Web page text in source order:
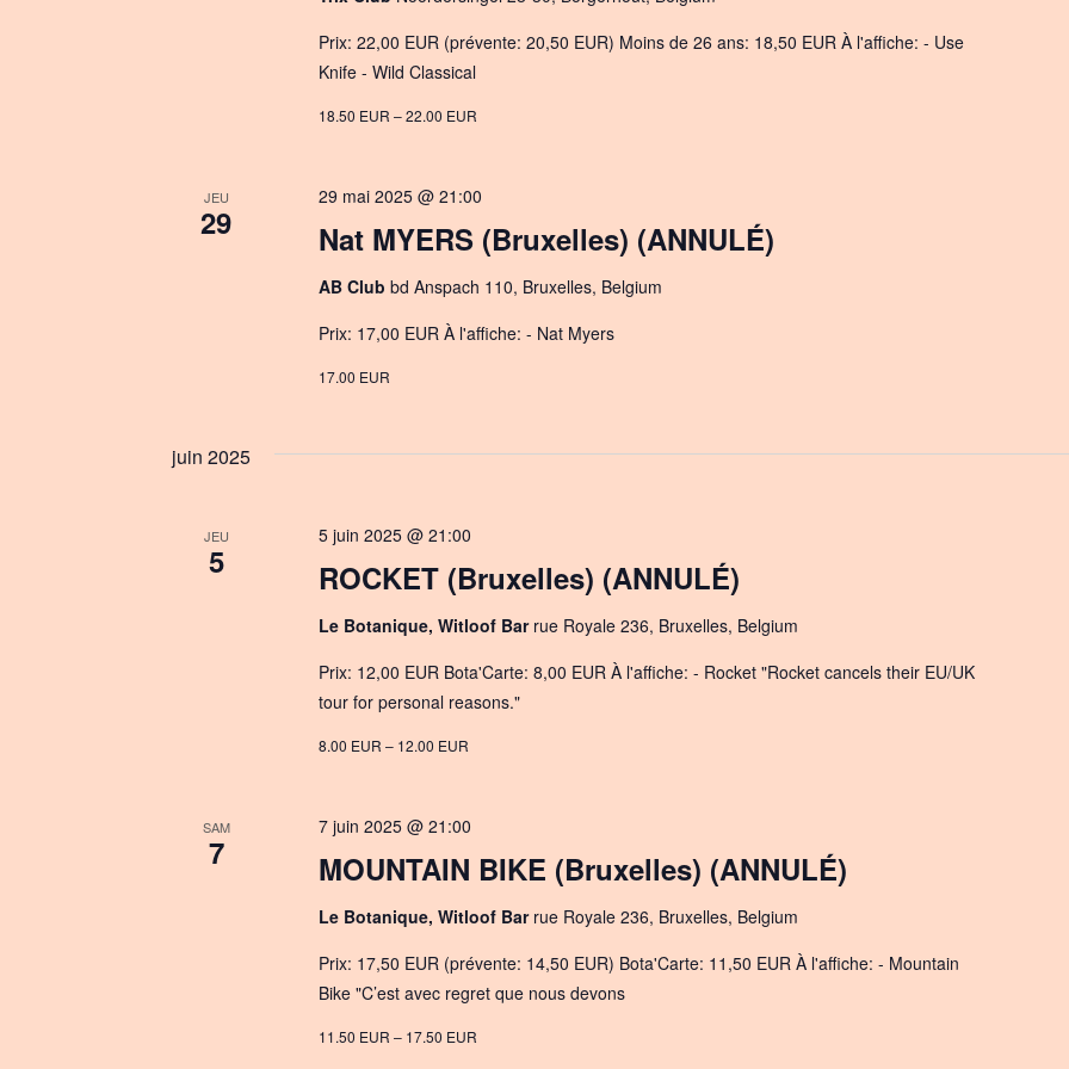
Prix: 22,00 EUR (prévente: 20,50 EUR) Moins de 26 ans: 18,50 EUR À l'affiche: - Use
Knife - Wild Classical
18.50 EUR – 22.00 EUR
JEU
29 Nat MYERS (Bruxelles) (ANNULÉ)
29 mai 2025 @ 21:00
AB Club bd Anspach 110, Bruxelles, Belgium
Prix: 17,00 EUR À l'affiche: - Nat Myers
17.00 EUR
juin 2025
JEU
5 ROCKET (Bruxelles) (ANNULÉ)
5 juin 2025 @ 21:00
Le Botanique, Witloof Bar rue Royale 236, Bruxelles, Belgium
Prix: 12,00 EUR Bota'Carte: 8,00 EUR À l'affiche: - Rocket "Rocket cancels their EU/UK
tour for personal reasons."
8.00 EUR – 12.00 EUR
SAM
7 MOUNTAIN BIKE (Bruxelles) (ANNULÉ)
7 juin 2025 @ 21:00
Le Botanique, Witloof Bar rue Royale 236, Bruxelles, Belgium
Prix: 17,50 EUR (prévente: 14,50 EUR) Bota'Carte: 11,50 EUR À l'affiche: - Mountain
Bike "C’est avec regret que nous devons
11.50 EUR – 17.50 EUR